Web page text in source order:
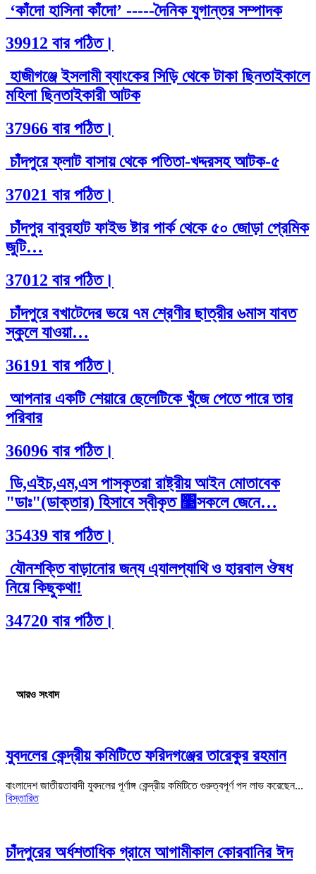
‘কাঁদো হাসিনা কাঁদো’ -----দৈনিক যুগান্তর সম্পাদক
39912 বার পঠিত।
হাজীগঞ্জে ইসলামী ব্যাংকের সিড়ি থেকে টাকা ছিনতাইকালে
মহিলা ছিনতাইকারী আটক
37966 বার পঠিত।
চাঁদপুরে ফ্লাট বাসায় থেকে পতিতা-খদ্দরসহ আটক-৫
37021 বার পঠিত।
চাঁদপুর বাবুরহাট ফাইভ ষ্টার পার্ক থেকে ৫০ জোড়া প্রেমিক
জুটি…
37012 বার পঠিত।
চাঁদপুরে বখাটেদের ভয়ে ৭ম শ্রেণীর ছাত্রীর ৬মাস যাবত
স্কুলে যাওয়া…
36191 বার পঠিত।
আপনার একটি শেয়ারে ছেলেটিকে খুঁজে পেতে পারে তার
পরিবার
36096 বার পঠিত।
ডি,এইচ,এম,এস পাসকৃতরা রাষ্ট্রীয় আইন মোতাবেক
"ডাঃ"(ডাক্তার) হিসাবে স্বীকৃত ঳সকলে জেনে…
35439 বার পঠিত।
যৌনশক্তি বাড়ানোর জন্য এ্যালপ্যাথি ও হারবাল ঔষধ
নিয়ে কিছুকথা!
34720 বার পঠিত।
আরও সংবাদ
যুবদলের কেন্দ্রীয় কমিটিতে ফরিদগঞ্জের তারেকুর রহমান
বাংলাদেশ জাতীয়তাবাদী যুবদলের পূর্ণাঙ্গ কেন্দ্রীয় কমিটিতে গুরুত্বপূর্ণ পদ লাভ করেছেন...
বিস্তারিত
চাঁদপুরের অর্ধশতাধিক গ্রামে আগামীকাল কোরবানির ঈদ